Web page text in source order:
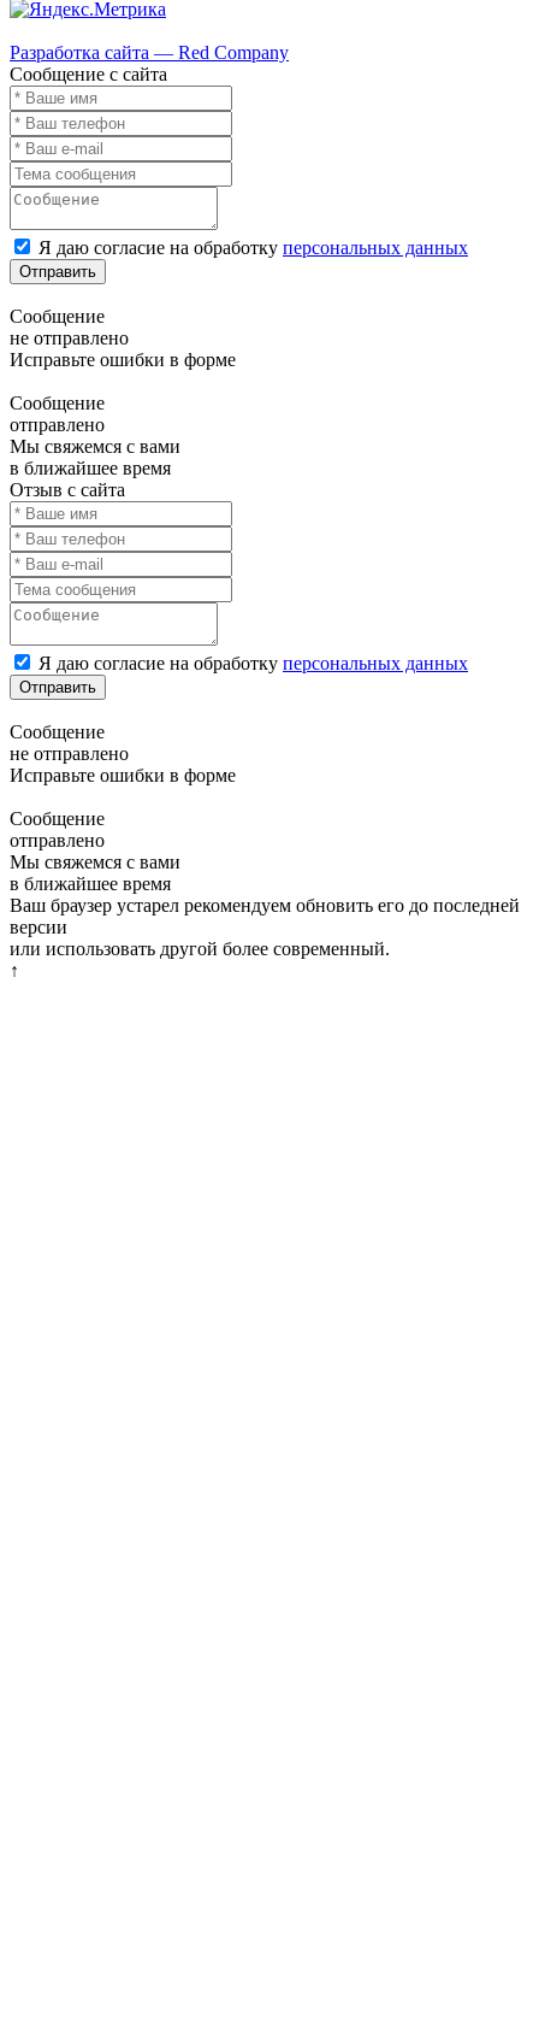
Разработка сайта — Red Company
Сообщение с сайта
Я даю согласие на обработку персональных данных
Отправить
Сообщение
не отправлено
Исправьте ошибки в форме
Сообщение
отправлено
Мы свяжемся с вами
в ближайшее время
Отзыв с сайта
Я даю согласие на обработку персональных данных
Отправить
Сообщение
не отправлено
Исправьте ошибки в форме
Сообщение
отправлено
Мы свяжемся с вами
в ближайшее время
Ваш браузер устарел рекомендуем обновить его до последней
версии
или использовать другой более современный.
↑